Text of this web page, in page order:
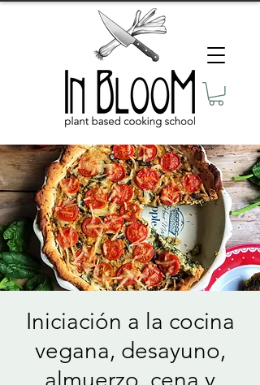
Iniciación a la cocina
vegana, desayuno,
almuerzo, cena y